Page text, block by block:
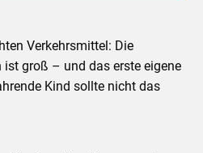
Verkehrsmittel: Die
groß – und das erste eigene
Kind sollte nicht das